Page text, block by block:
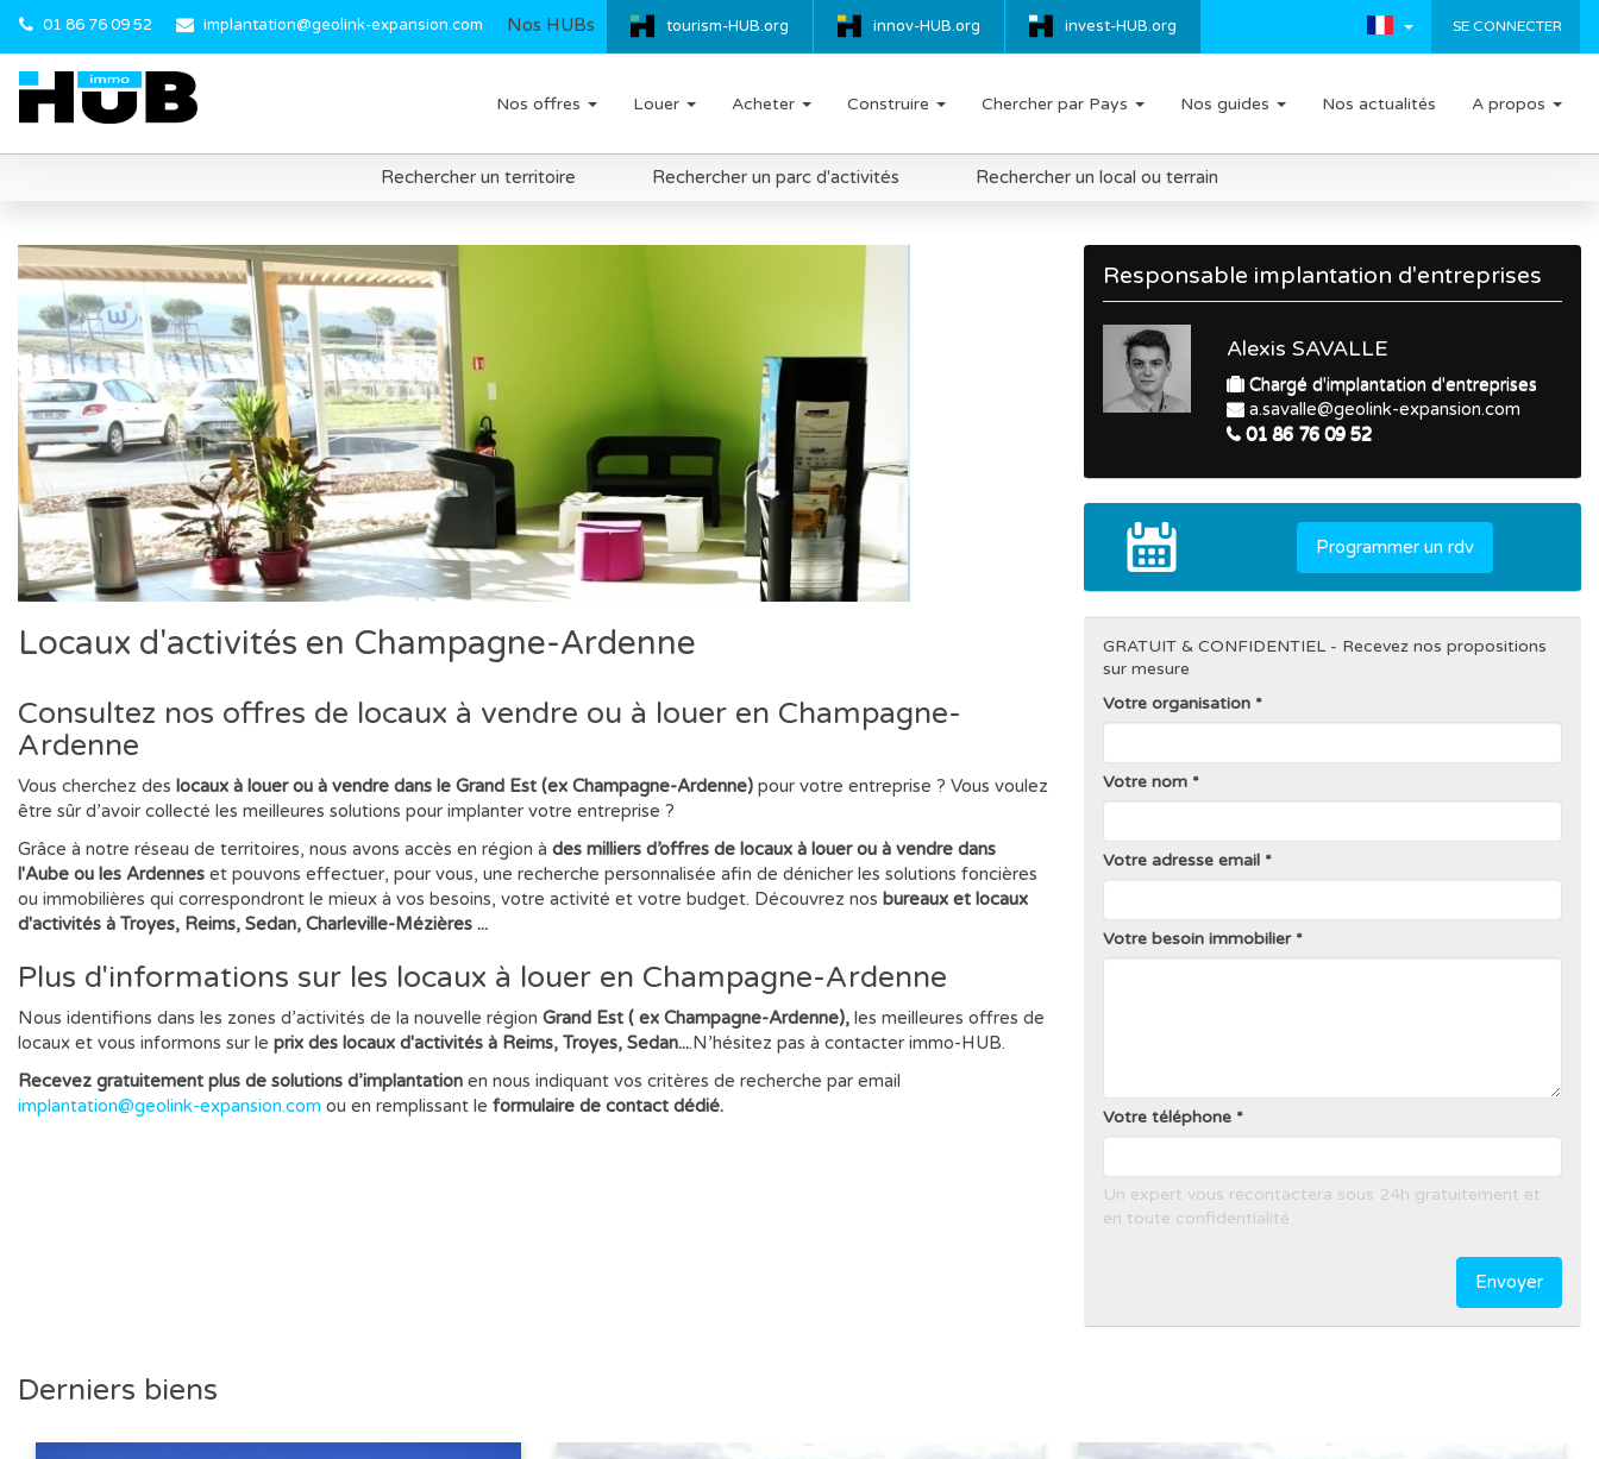
01 86 76 09 52 implantation@geolink-expansion.com tourism-HUB.org innov-HUB.org invest-HUB.org
Nos HUBs SE CONNECTER
Nos offres Louer Acheter Construire Chercher par Pays Nos guides Nos actualités A propos
Rechercher un territoire Rechercher un parc d'activités Rechercher un local ou terrain
Locaux d'activités en Champagne-Ardenne
Consultez nos offres de locaux à vendre ou à louer en Champagne-
Ardenne
Vous cherchez des locaux à louer ou à vendre dans le Grand Est (ex Champagne-Ardenne) pour votre entreprise ? Vous voulez
être sûr d’avoir collecté les meilleures solutions pour implanter votre entreprise ?
Grâce à notre réseau de territoires, nous avons accès en région à des milliers d’offres de locaux à louer ou à vendre dans
l'Aube ou les Ardennes et pouvons effectuer, pour vous, une recherche personnalisée afin de dénicher les solutions foncières
ou immobilières qui correspondront le mieux à vos besoins, votre activité et votre budget. Découvrez nos bureaux et locaux
d'activités à Troyes, Reims, Sedan, Charleville-Mézières ...
Plus d'informations sur les locaux à louer en Champagne-Ardenne
Nous identifions dans les zones d’activités de la nouvelle région Grand Est ( ex Champagne-Ardenne), les meilleures offres de
locaux et vous informons sur le prix des locaux d'activités à Reims, Troyes, Sedan....N’hésitez pas à contacter immo-HUB.
Recevez gratuitement plus de solutions d’implantation en nous indiquant vos critères de recherche par email
implantation@geolink-expansion.com ou en remplissant le formulaire de contact dédié.
Responsable implantation d'entreprises
Alexis SAVALLE
Chargé d'implantation d'entreprises
a.savalle@geolink-expansion.com
01 86 76 09 52
Programmer un rdv
GRATUIT & CONFIDENTIEL - Recevez nos propositions
sur mesure
Votre organisation
Votre nom
Votre adresse email
Votre besoin immobilier
Votre téléphone
Un expert vous recontactera sous 24h gratuitement et
en toute confidentialité
Envoyer
Derniers biens